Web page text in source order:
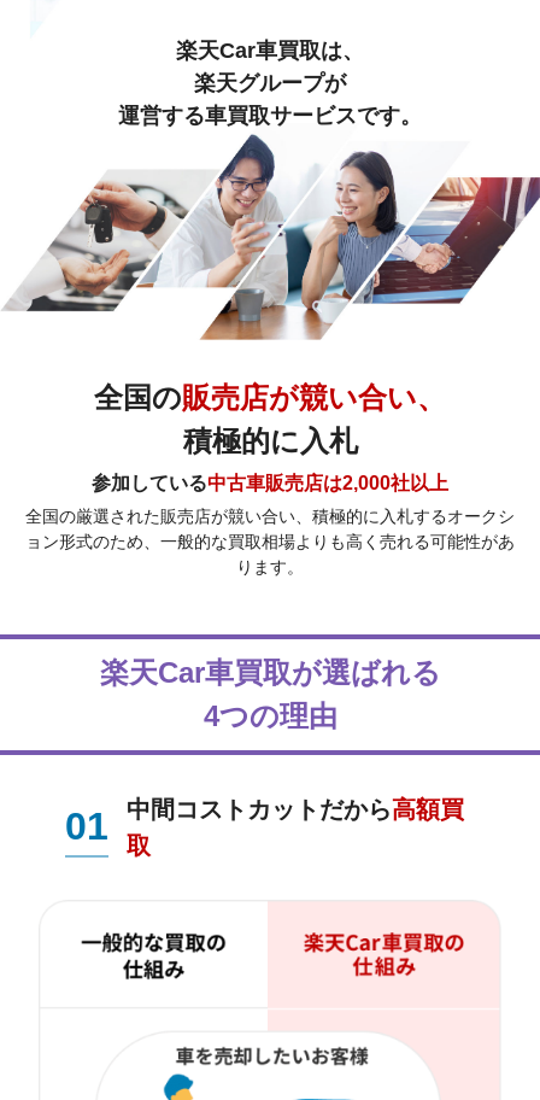
楽天Car車買取は、
楽天グループが
運営する車買取サービスです。
全国の販売店が競い合い、
積極的に入札
参加している中古車販売店は2,000社以上
全国の厳選された販売店が競い合い、積極的に入札するオークシ
ョン形式のため、一般的な買取相場よりも高く売れる可能性があ
ります。
楽天Car車買取が選ばれる
4つの理由
01 中間コストカットだから高額買
取